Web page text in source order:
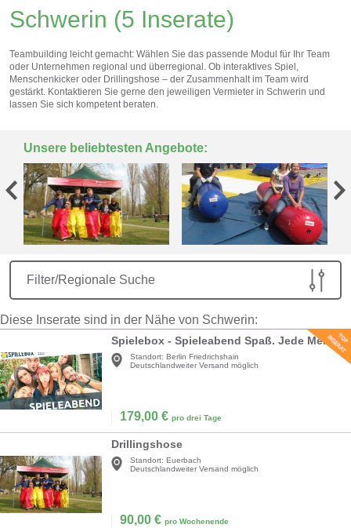
Schwerin (5 Inserate)
Teambuilding leicht gemacht: Wählen Sie das passende Modul für Ihr Team
oder Unternehmen regional und überregional. Ob interaktives Spiel,
Menschenkicker oder Drillingshose – der Zusammenhalt im Team wird
gestärkt. Kontaktieren Sie gerne den jeweiligen Vermieter in Schwerin und
lassen Sie sich kompetent beraten.
Unsere beliebtesten Angebote:
Filter/Regionale Suche
Diese Inserate sind in der Nähe von Schwerin:
Spielebox - Spieleabend Spaß. Jede Menge Spaß mit Freunden oder der Familie
Standort: Berlin Friedrichshain
Deutschlandweiter Versand möglich
179,00 € pro drei Tage
Drillingshose
Standort: Euerbach
Deutschlandweiter Versand möglich
90,00 € pro Wochenende